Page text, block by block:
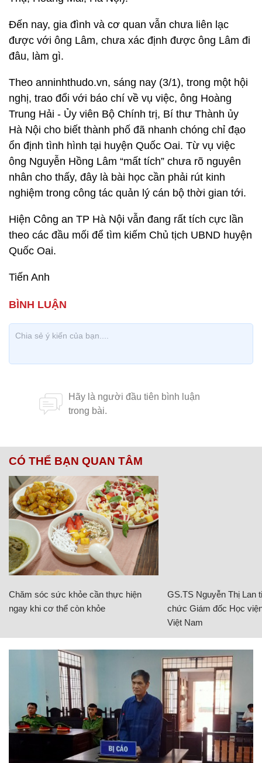
Đến nay, gia đình và cơ quan vẫn chưa liên lạc
được với ông Lâm, chưa xác định được ông Lâm đi
đâu, làm gì.
Theo anninhthudo.vn, sáng nay (3/1), trong một hội
nghị, trao đổi với báo chí về vụ việc, ông Hoàng
Trung Hải - Ủy viên Bộ Chính trị, Bí thư Thành ủy
Hà Nội cho biết thành phố đã nhanh chóng chỉ đạo
ổn định tình hình tại huyện Quốc Oai. Từ vụ việc
ông Nguyễn Hồng Lâm “mất tích” chưa rõ nguyên
nhân cho thấy, đây là bài học cần phải rút kinh
nghiệm trong công tác quản lý cán bộ thời gian tới.
Hiện Công an TP Hà Nội vẫn đang rất tích cực lần
theo các đầu mối để tìm kiếm Chủ tịch UBND huyện
Quốc Oai.
Tiến Anh
CÓ THỂ BẠN QUAN TÂM
Chăm sóc sức khỏe cần thực hiện
ngay khi cơ thể còn khỏe
GS.TS Nguyễn Thị Lan
chức Giám đốc Học
Việt Nam